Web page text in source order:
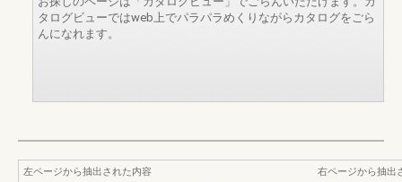
タログビューではweb上でパラパラめくりながらカタログをごら
んになれます。
左ページから抽出された内容
右ページから抽出